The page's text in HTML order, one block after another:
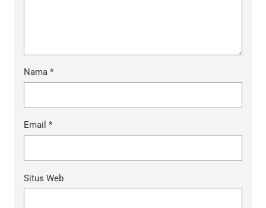
Nama *
Email *
Situs Web